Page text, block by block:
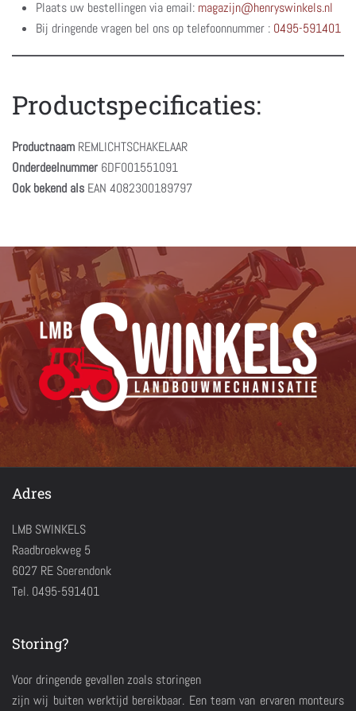
Plaats uw bestellingen via email: magazijn@henryswinkels.nl
Bij dringende vragen bel ons op telefoonnummer : 0495-591401
Productspecificaties:
Productnaam REMLICHTSCHAKELAAR
Onderdeelnummer 6DF001551091
Ook bekend als EAN 4082300189797
Adres
LMB SWINKELS
Raadbroekweg 5
6027 RE Soerendonk
Tel. 0495-591401
Storing?
Voor dringende gevallen zoals storingen
zijn wij buiten werktijd bereikbaar. Een team van ervaren monteurs